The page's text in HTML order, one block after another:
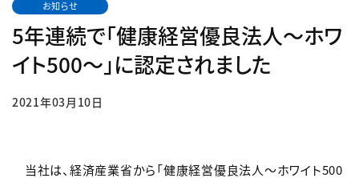
お知らせ
5年連続で「健康経営優良法人～ホワ
イト500～」に認定されました
2021年03月10日
当社は、経済産業省から「健康経営優良法人～ホワイト500